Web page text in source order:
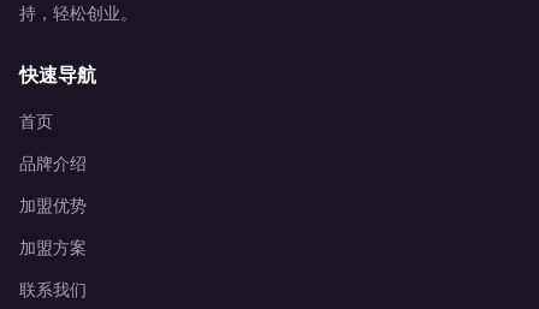
持，轻松创业。
快速导航
首页
品牌介绍
加盟优势
加盟方案
联系我们